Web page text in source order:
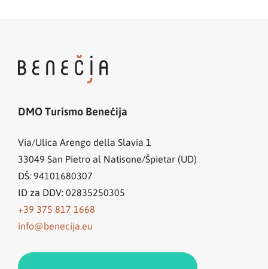
DMO Turismo Benečija
Via/Ulica Arengo della Slavia 1
33049 San Pietro al Natisone/Špietar (UD)
DŠ: 94101680307
ID za DDV: 02835250305
+39 375 817 1668
info@benecija.eu